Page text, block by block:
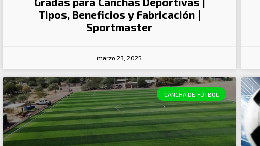
Tipos, Beneficios y Fabricación |
Sportmaster
marzo 23, 2025
CANCHA DE FÚTBOL